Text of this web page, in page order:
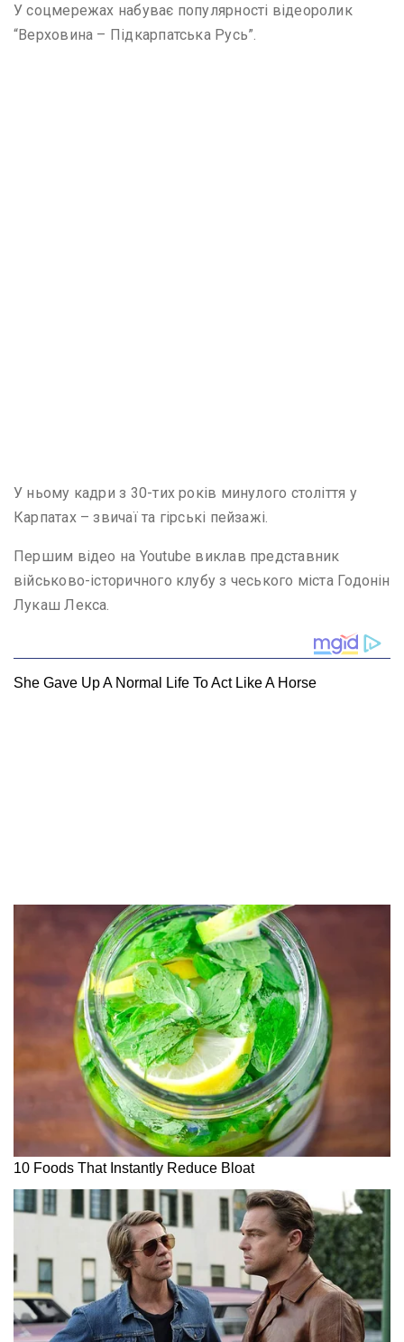
У соцмережах набуває популярності відеоролик
“Верховина – Підкарпатська Русь”.
У ньому кадри з 30-тих років минулого століття у
Карпатах – звичаї та гірські пейзажі.
Першим відео на Youtube виклав представник
військово-історичного клубу з чеського міста Годонін
Лукаш Лекса.